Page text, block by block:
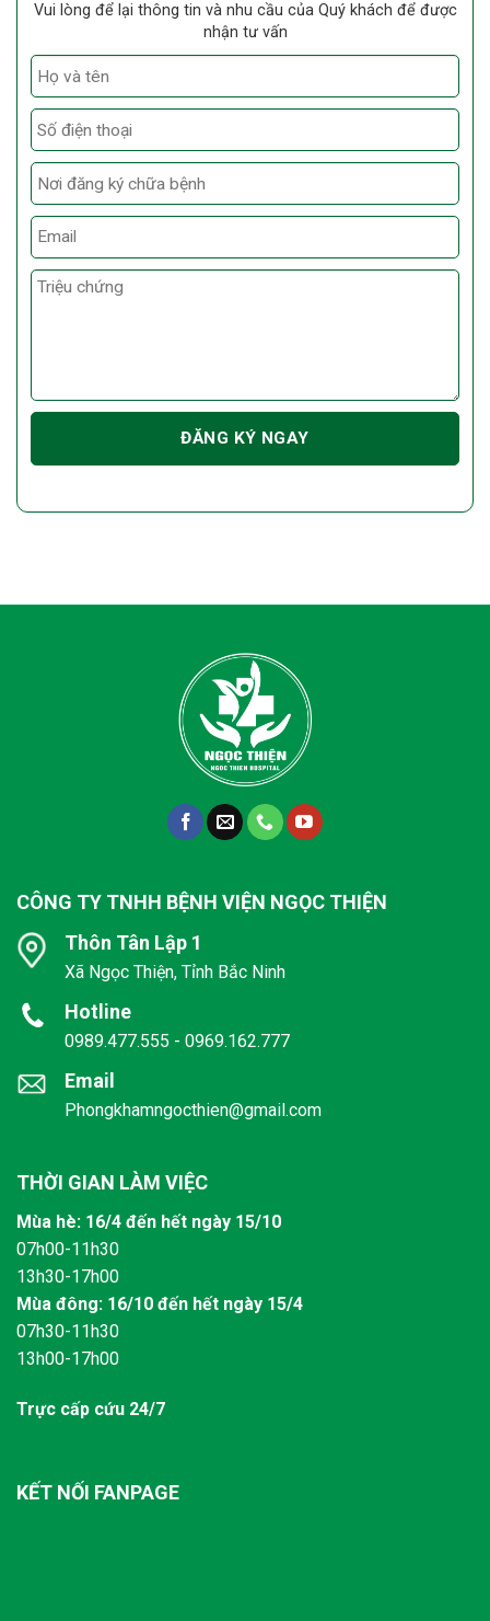
Vui lòng để lại thông tin và nhu cầu của Quý khách để được
nhận tư vấn
CÔNG TY TNHH BỆNH VIỆN NGỌC THIỆN
Thôn Tân Lập 1
Xã Ngọc Thiện, Tỉnh Bắc Ninh
Hotline
0989.477.555 - 0969.162.777
Email
Phongkhamngocthien@gmail.com
THỜI GIAN LÀM VIỆC
Mùa hè: 16/4 đến hết ngày 15/10
07h00-11h30
13h30-17h00
Mùa đông: 16/10 đến hết ngày 15/4
07h30-11h30
13h00-17h00
Trực cấp cứu 24/7
KẾT NỐI FANPAGE